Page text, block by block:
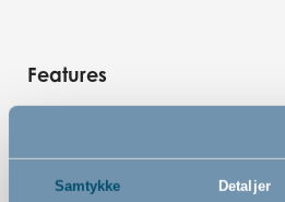
Samtykke Detaljer
Features
Presmonteret sikkerhedsgitter
Kan åbnes til begge sider